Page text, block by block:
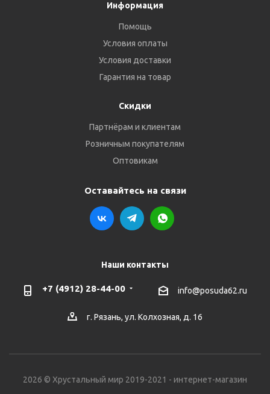
Информация
Помощь
Условия оплаты
Условия доставки
Гарантия на товар
Скидки
Партнёрам и клиентам
Розничным покупателям
Оптовикам
Оставайтесь на связи
Наши контакты
+7 (4912) 28-44-00 info@posuda62.ru
г. Рязань, ул. Колхозная, д. 16
2026 © Хрустальный мир 2019-2021 - интернет-магазин